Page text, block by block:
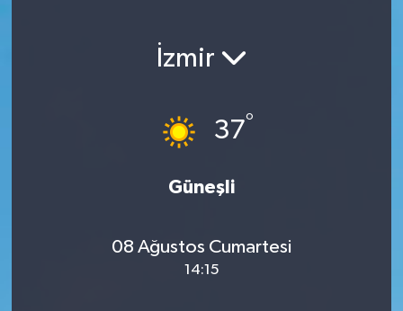
İzmir
37°
Güneşli
08 Ağustos Cumartesi
14:15